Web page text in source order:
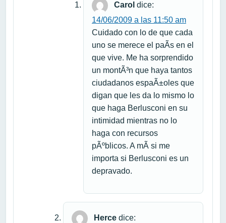
Carol dice:
14/06/2009 a las 11:50 am
Cuidado con lo de que cada
uno se merece el paÃ­s en el
que vive. Me ha sorprendido
un montÃ³n que haya tantos
ciudadanos espaÃ±oles que
digan que les da lo mismo lo
que haga Berlusconi en su
intimidad mientras no lo
haga con recursos
pÃºblicos. A mÃ­ si me
importa si Berlusconi es un
depravado.
Herce dice: